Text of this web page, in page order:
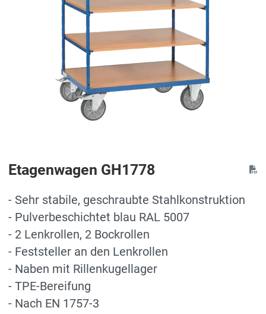
Etagenwagen GH1778
- Sehr stabile, geschraubte Stahlkonstruktion
- Pulverbeschichtet blau RAL 5007
- 2 Lenkrollen, 2 Bockrollen
- Feststeller an den Lenkrollen
- Naben mit Rillenkugellager
- TPE-Bereifung
- Nach EN 1757-3